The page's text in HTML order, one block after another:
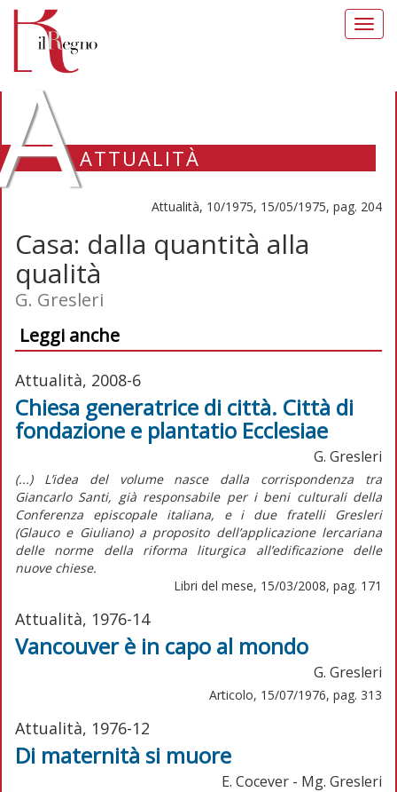
ATTUALITÀ
Attualità, 10/1975, 15/05/1975, pag. 204
Casa: dalla quantità alla
qualità
G. Gresleri
Leggi anche
Attualità, 2008-6
Chiesa generatrice di città. Città di
fondazione e plantatio Ecclesiae
G. Gresleri
(...) L’idea del volume nasce dalla corrispondenza tra
Giancarlo Santi, già responsabile per i beni culturali della
Conferenza episcopale italiana, e i due fratelli Gresleri
(Glauco e Giuliano) a proposito dell’applicazione lercariana
delle norme della riforma liturgica all’edificazione delle
nuove chiese.
Libri del mese, 15/03/2008, pag. 171
Attualità, 1976-14
Vancouver è in capo al mondo
G. Gresleri
Articolo, 15/07/1976, pag. 313
Attualità, 1976-12
Di maternità si muore
E. Cocever - Mg. Gresleri